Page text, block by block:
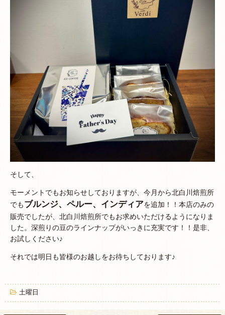
そして、
モーメントでもお知らせしておりますが、今月から北白川焙煎所
でもブルンジ、ペルー、インディアを追加！！本店のみの
販売でしたが、北白川焙煎所でもお求めいただけるようになりま
した。深煎りの豆のラインナップがいっきに充実です！！是非、
お試しください♪
それでは明日も皆様のお越しをお待ちしております♪
土曜日